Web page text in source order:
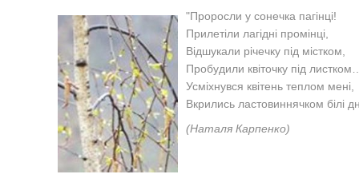
"Проросли у сонечка пагінці!
Прилетіли лагідні промінці,
Відшукали річечку під містком,
Пробудили квіточку під
Усміхнувся квітень теплом мені,
Вкрились ластовиннячком білі
(Наталя Карпенко)